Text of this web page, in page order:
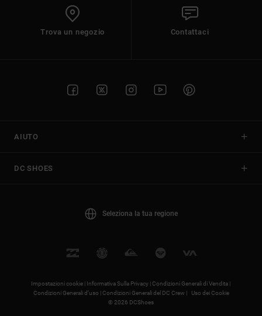
Trova un negozio Contattaci
AIUTO
DC SHOES
Seleziona la tua regione
Impostazioni cookie | Informativa Sulla Privacy |Condizioni Generali di Vendita |
Condizioni Generali d’uso |Condizioni Generali del DC Crew |
Uso dei Cookie
© 2026 DCShoes